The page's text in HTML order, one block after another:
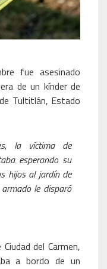
fue asesinado
de un kínder de
Tultitlán, Estado
la víctima de
esperando su
hijos al jardín de
le disparó
del Carmen,
a bordo de un